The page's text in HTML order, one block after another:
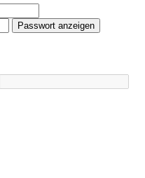
Passwort anzeigen